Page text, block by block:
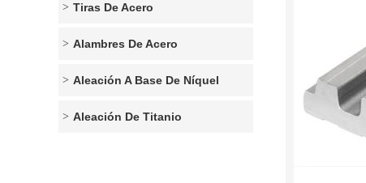
Tiras De Acero
Alambres De Acero
Aleación A Base De Níquel
Aleación De Titanio